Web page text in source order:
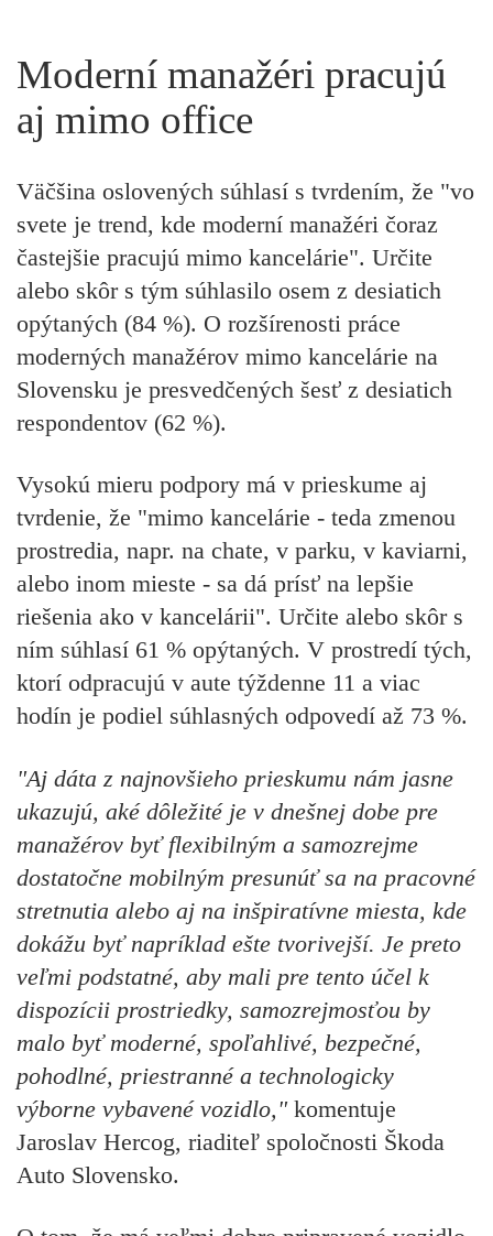
Moderní manažéri pracujú
aj mimo office
Väčšina oslovených súhlasí s tvrdením, že "vo
svete je trend, kde moderní manažéri čoraz
častejšie pracujú mimo kancelárie". Určite
alebo skôr s tým súhlasilo osem z desiatich
opýtaných (84 %). O rozšírenosti práce
moderných manažérov mimo kancelárie na
Slovensku je presvedčených šesť z desiatich
respondentov (62 %).
Vysokú mieru podpory má v prieskume aj
tvrdenie, že "mimo kancelárie - teda zmenou
prostredia, napr. na chate, v parku, v kaviarni,
alebo inom mieste - sa dá prísť na lepšie
riešenia ako v kancelárii". Určite alebo skôr s
ním súhlasí 61 % opýtaných. V prostredí tých,
ktorí odpracujú v aute týždenne 11 a viac
hodín je podiel súhlasných odpovedí až 73 %.
"Aj dáta z najnovšieho prieskumu nám jasne
ukazujú, aké dôležité je v dnešnej dobe pre
manažérov byť flexibilným a samozrejme
dostatočne mobilným presunúť sa na pracovné
stretnutia alebo aj na inšpiratívne miesta, kde
dokážu byť napríklad ešte tvorivejší. Je preto
veľmi podstatné, aby mali pre tento účel k
dispozícii prostriedky, samozrejmosťou by
malo byť moderné, spoľahlivé, bezpečné,
pohodlné, priestranné a technologicky
výborne vybavené vozidlo,"komentuje
Jaroslav Hercog, riaditeľ spoločnosti Škoda
Auto Slovensko.